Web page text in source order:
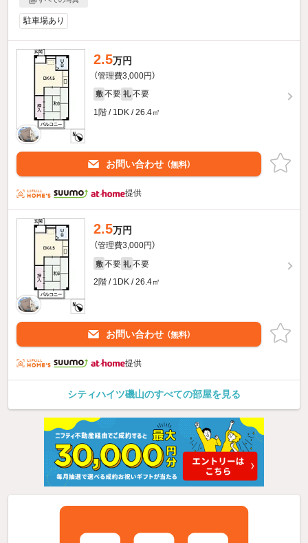
駐車場あり
2.5万円
（管理費3,000円）
敷 不要 礼 不要
1階 / 1DK / 26.4㎡
お問い合わせ （無料）
提供
2.5万円
（管理費3,000円）
敷 不要 礼 不要
2階 / 1DK / 26.4㎡
お問い合わせ （無料）
提供
シティハイツ磯山のすべての部屋を見る